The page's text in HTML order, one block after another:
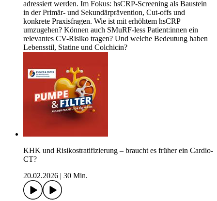
adressiert werden. Im Fokus: hsCRP-Screening als Baustein
in der Primär- und Sekundärprävention, Cut-offs und
konkrete Praxisfragen. Wie ist mit erhöhtem hsCRP
umzugehen? Können auch SMuRF-less Patient:innen ein
relevantes CV-Risiko tragen? Und welche Bedeutung haben
Lebensstil, Statine und Colchicin?
KHK und Risikostratifizierung – braucht es früher ein Cardio-
CT?
20.02.2026
30 Min.